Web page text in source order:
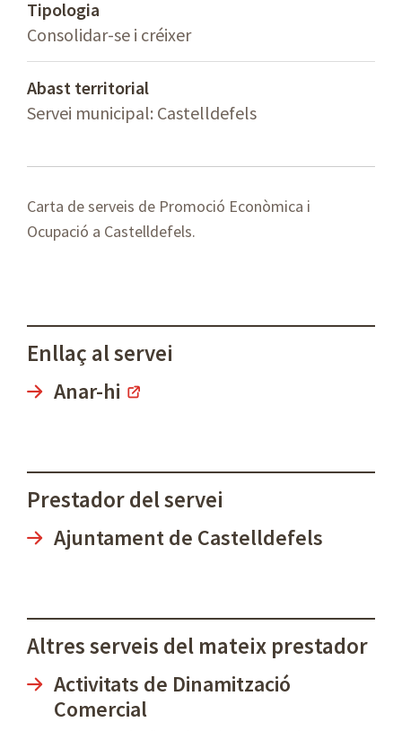
Tipologia
Consolidar-se i créixer
Abast territorial
Servei municipal: Castelldefels
Carta de serveis de Promoció Econòmica i
Ocupació a Castelldefels.
Enllaç al servei
Anar-hi
Prestador del servei
Ajuntament de Castelldefels
Altres serveis del mateix prestador
Activitats de Dinamització
Comercial